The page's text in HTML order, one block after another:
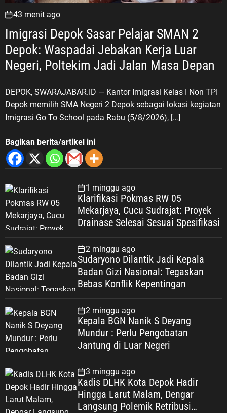
43 menit ago
Imigrasi Depok Sasar Pelajar SMAN 2
Depok: Waspadai Jebakan Kerja Luar
DEPOK, SWARAJABAR.ID — Kantor Imigrasi Kelas I Non TPI
Depok memilih SMA Negeri 2 Depok sebagai lokasi kegiatan
Imigrasi Go To School pada Rabu (5/8/2026), […]
Bagikan berita/artikel ini
1 minggu ago
Klarifikasi Pokmas RW 05
Mekarjaya, Cucu Sudrajat: Proyek
Drainase Selesai Sesuai Spesifikasi
2 minggu ago
Sudaryono Dilantik Jadi Kepala
Badan Gizi Nasional: Tegaskan
Bebas Konflik Kepentingan
2 minggu ago
Kepala BGN Nanik S Deyang
Mundur : Perlu Pengobatan
Jantung di Luar Negeri
3 minggu ago
Kadis DLHK Kota Depok Hadir
Hingga Larut Malam, Dengar
Langsung Polemik Retribusi